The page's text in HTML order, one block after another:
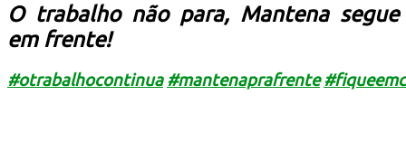
O trabalho não para, Mantena segue
em frente!
#otrabalhocontinua #mantenaprafrente #